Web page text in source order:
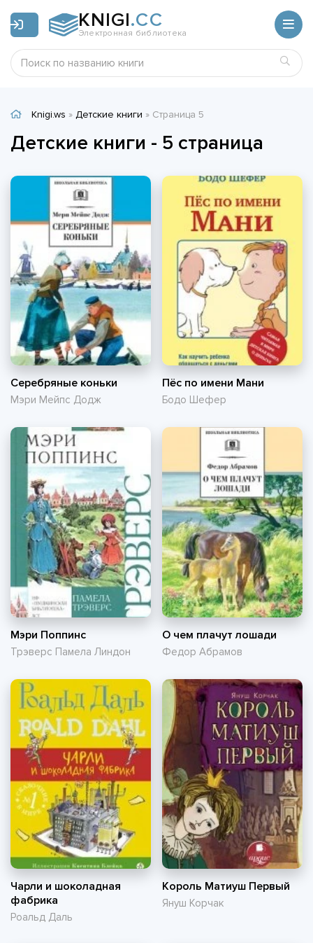
KNIGI.CC
Электронная библиотека
Knigi.ws » Детские книги » Страница 5
Детские книги - 5 страница
Серебряные коньки
Мэри Мейпс Додж
Пёс по имени Мани
Бодо Шефер
Мэри Поппинс
Трэверс Памела Линдон
О чем плачут лошади
Федор Абрамов
Чарли и шоколадная
фабрика
Роальд Даль
Король Матиуш Первый
Януш Корчак